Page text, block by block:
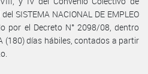
SISTEMA NACIONAL DE EMPLEO
por el Decreto N° 2098/08, dentro
(180) días hábiles, contados a partir